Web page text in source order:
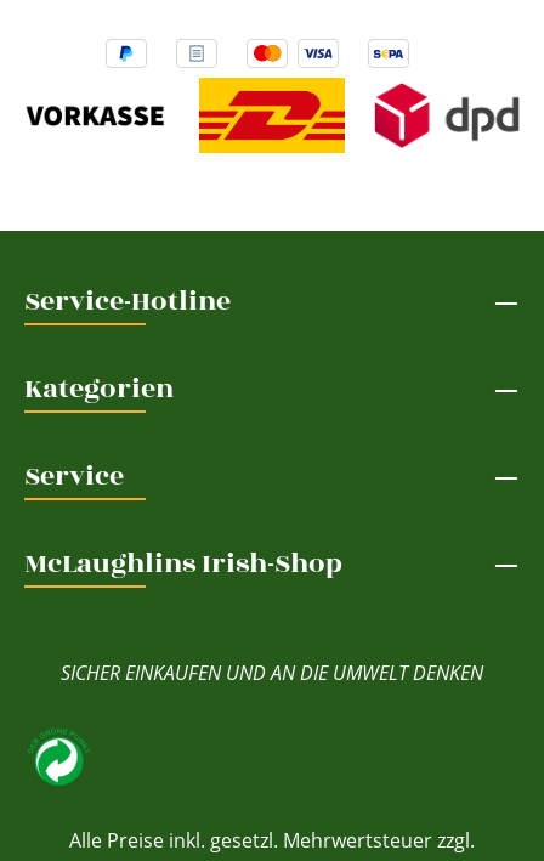
Service-Hotline
Kategorien
Service
McLaughlins Irish-Shop
SICHER EINKAUFEN UND AN DIE UMWELT DENKEN
Alle Preise inkl. gesetzl. Mehrwertsteuer zzgl.